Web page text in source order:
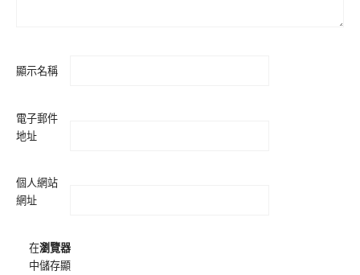
顯示名稱
電子郵件
地址
個人網站
網址
在瀏覽器
中儲存顯